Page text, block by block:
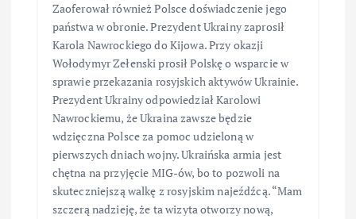
Zaoferował również Polsce doświadczenie jego
państwa w obronie. Prezydent Ukrainy zaprosił
Karola Nawrockiego do Kijowa. Przy okazji
Wołodymyr Zełenski prosił Polskę o wsparcie w
sprawie przekazania rosyjskich aktywów Ukrainie.
Prezydent Ukrainy odpowiedział Karolowi
Nawrockiemu, że Ukraina zawsze będzie
wdzięczna Polsce za pomoc udzieloną w
pierwszych dniach wojny. Ukraińska armia jest
chętna na przyjęcie MIG-ów, bo to pozwoli na
skuteczniejszą walkę z rosyjskim najeźdźcą. “Mam
szczerą nadzieję, że ta wizyta otworzy nową,